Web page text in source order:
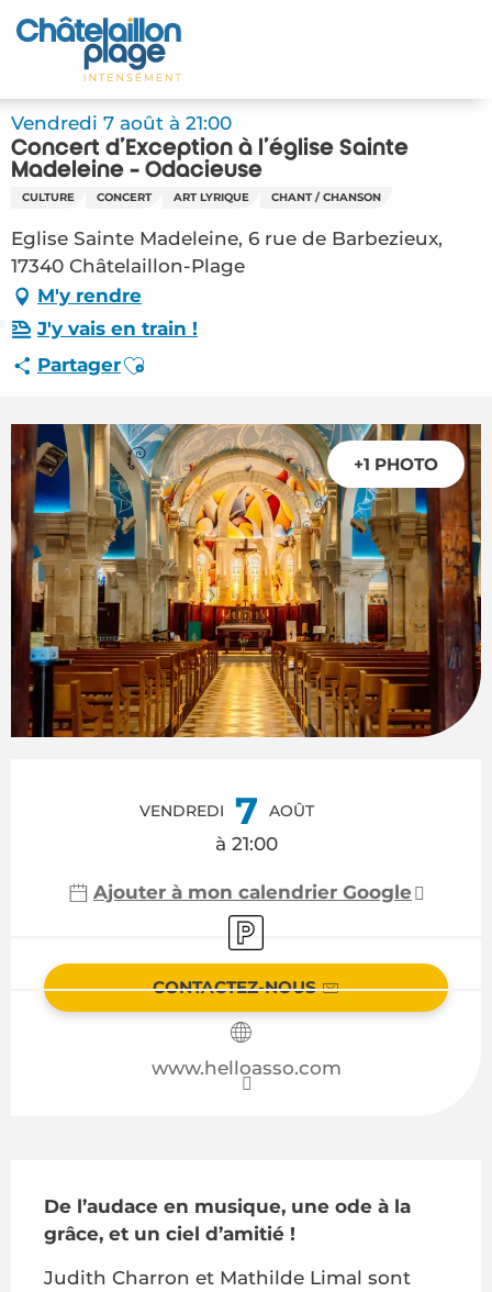
Aller
au
principal
Accueil
Découvrir
Activités
Rendez-vous
Votre séjour
Espace Pro
Vendredi 7 août à 21:00
Concert d'Exception à l'église Sainte
Madeleine - Ödacieuse
CULTURE CONCERT ART LYRIQUE CHANT / CHANSON
Eglise Sainte Madeleine, 6 rue de Barbezieux,
17340 Châtelaillon-Plage
M'y rendre
J'y vais en train !
PartagerAjouter aux favoris
+1 PHOTO
VENDREDI 7 AOÛT
à 21:00
Ajouter à mon calendrier Google
Parking
CONTACTEZ-NOUS
www.helloasso.com
De l’audace en musique, une ode à la
grâce, et un ciel d’amitié !
Judith Charron et Mathilde Limal sont